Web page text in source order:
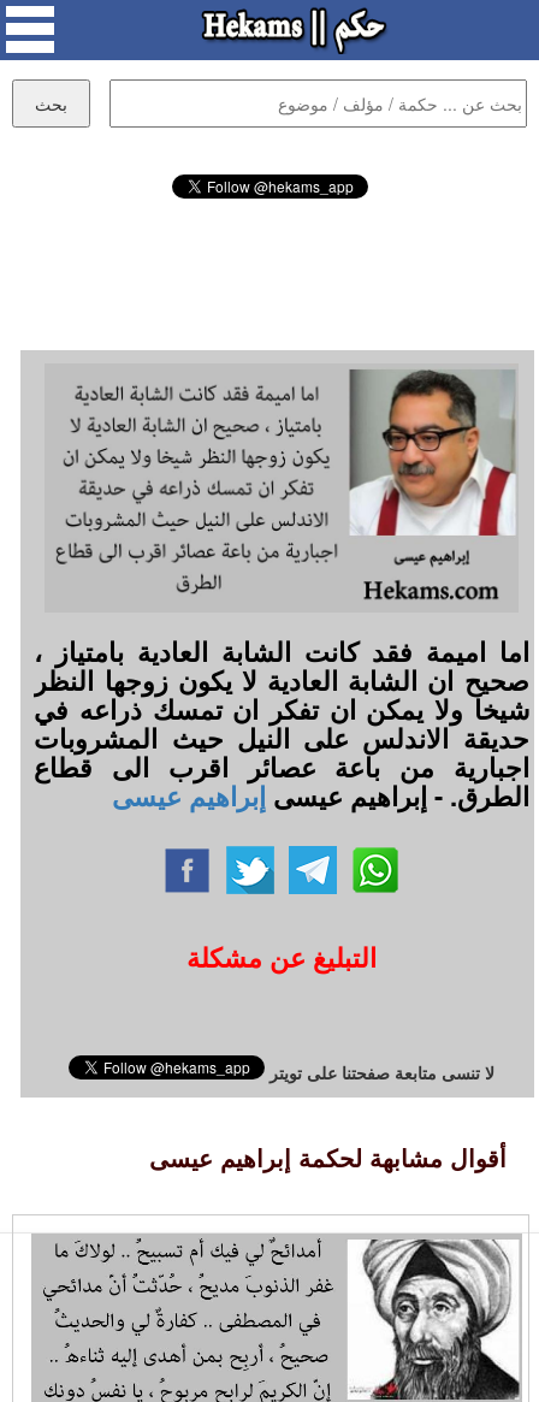
اما اميمة فقد كانت الشابة العادية بامتياز ،
صحيح ان الشابة العادية لا يكون زوجها النظر
شيخا ولا يمكن ان تفكر ان تمسك ذراعه في
حديقة الاندلس على النيل حيث المشروبات
اجبارية من باعة عصائر اقرب الى قطاع
الطرق. - إبراهيم عيسى إبراهيم عيسى
التبليغ عن مشكلة
لا تنسى متابعة صفحتنا على تويتر
أقوال مشابهة لحكمة إبراهيم عيسى